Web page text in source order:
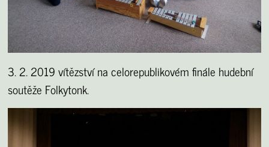
3. 2. 2019 vítězství na celorepublikovém finále hudební
soutěže Folkytonk.